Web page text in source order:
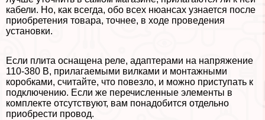
кабели. Но, как всегда, обо всех нюансах узнается после
приобретения товара, точнее, в ходе проведения
установки.
Если плита оснащена реле, адаптерами на напряжение
110-380 В, прилагаемыми вилками и монтажными
коробками, считайте, что повезло, и можно приступать к
подключению. Если же перечисленные элементы в
комплекте отсутствуют, вам понадобится отдельно
приобрести провод.